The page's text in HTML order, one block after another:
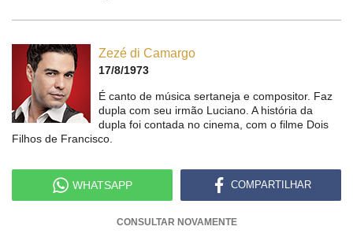
Zezé di Camargo
17/8/1973
É canto de música sertaneja e compositor. Faz
dupla com seu irmão Luciano. A história da
dupla foi contada no cinema, com o filme Dois
Filhos de Francisco.
WHATSAPP COMPARTILHAR
CONSULTAR NOVAMENTE